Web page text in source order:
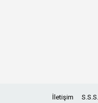
İletişim S.S.S.